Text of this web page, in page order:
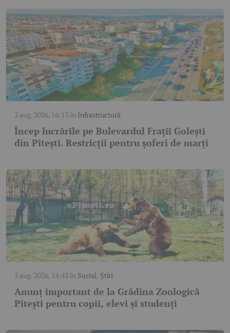
3 aug. 2026, 16:13în Infrastructură
Încep lucrările pe Bulevardul Frații Golești
din Pitești. Restricții pentru șoferi de marți
3 aug. 2026, 14:43în Social, Știri
Anunț important de la Grădina Zoologică
Pitești pentru copii, elevi și studenți